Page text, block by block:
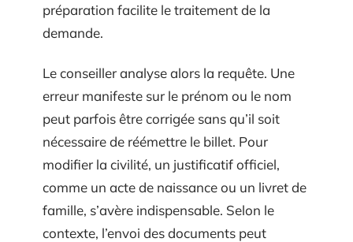
préparation facilite le traitement de la
demande.
Le conseiller analyse alors la requête. Une
erreur manifeste sur le prénom ou le nom
peut parfois être corrigée sans qu’il soit
nécessaire de réémettre le billet. Pour
modifier la civilité, un justificatif officiel,
comme un acte de naissance ou un livret de
famille, s’avère indispensable. Selon le
contexte, l’envoi des documents peut